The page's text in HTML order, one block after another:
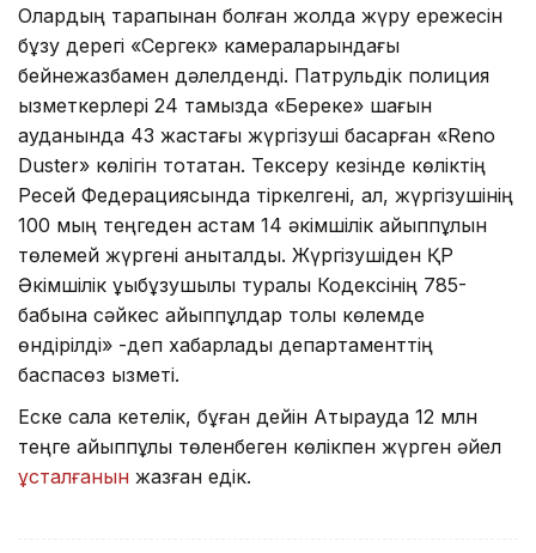
Олардың тарапынан болған жолда жүру ережесін
бұзу дерегі «Сергек» камераларындағы
бейнежазбамен дәлелденді. Патрульдік полиция
қызметкерлері 24 тамызда «Береке» шағын
ауданында 43 жастағы жүргізуші басқарған «Reno
Duster» көлігін тоқтатқан. Тексеру кезінде көліктің
Ресей Федерациясында тіркелгені, ал, жүргізушінің
100 мың теңгеден астам 14 әкімшілік айыппұлын
төлемей жүргені анықталды. Жүргізушіден ҚР
Әкімшілік құқықбұзушылық туралы Кодексінің 785-
бабына сәйкес айыппұлдар толық көлемде
өндірілді» -деп хабарлады департаменттің
баспасөз қызметі.
Еске сала кетелік, бұған дейін Атырауда 12 млн
теңге айыппұлы төленбеген көлікпен жүрген әйел
ұсталғанын жазған едік.